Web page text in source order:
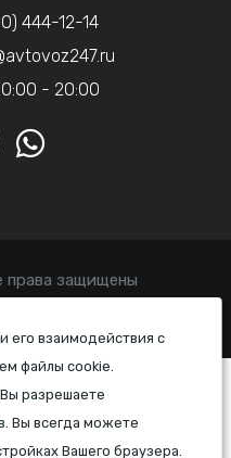
его взаимодействия с
файлы cookie.
разрешаете
Вы всегда можете
Вашего браузера.
444-12-14
- 20:00
права защищены